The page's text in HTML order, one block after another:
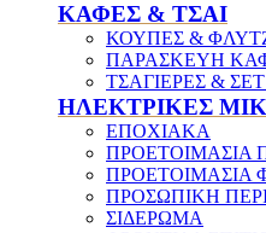
ΚΑΦΕΣ & ΤΣΑΙ
ΚΟΥΠΕΣ &
ΠΑΡΑΣΚΕΥΗ
ΤΣΑΓΙΕΡΕΣ &
ΗΛΕΚΤΡΙΚΕΣ
ΕΠΟΧΙΑΚΑ
ΠΡΟΕΤΟΙΜΑΣΙΑ
ΠΡΟΕΤΟΙΜΑΣΙΑ
ΠΡΟΣΩΠΙΚΗ
ΣΙΔΕΡΩΜΑ